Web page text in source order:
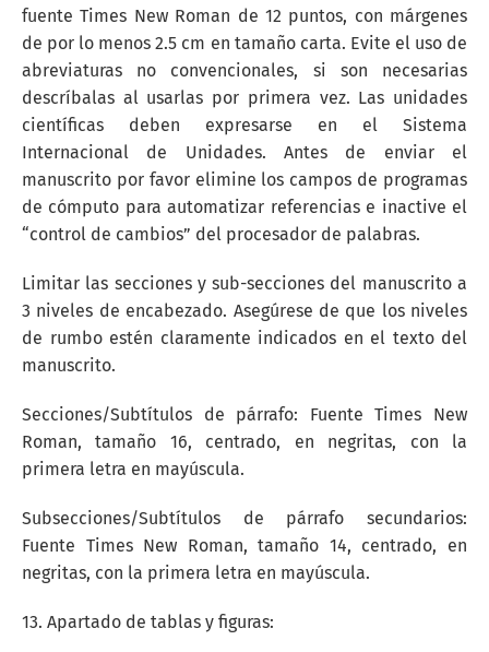
fuente Times New Roman de 12 puntos, con márgenes
de por lo menos 2.5 cm en tamaño carta. Evite el uso de
abreviaturas no convencionales, si son necesarias
descríbalas al usarlas por primera vez. Las unidades
científicas deben expresarse en el Sistema
Internacional de Unidades. Antes de enviar el
manuscrito por favor elimine los campos de programas
de cómputo para automatizar referencias e inactive el
“control de cambios” del procesador de palabras.
Limitar las secciones y sub-secciones del manuscrito a
3 niveles de encabezado. Asegúrese de que los niveles
de rumbo estén claramente indicados en el texto del
manuscrito.
Secciones/Subtítulos de párrafo: Fuente Times New
Roman, tamaño 16, centrado, en negritas, con la
primera letra en mayúscula.
Subsecciones/Subtítulos de párrafo secundarios:
Fuente Times New Roman, tamaño 14, centrado, en
negritas, con la primera letra en mayúscula.
13. Apartado de tablas y figuras: